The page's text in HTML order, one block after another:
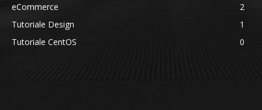
eCommerce
2
Tutoriale Design
1
Tutoriale CentOS
0